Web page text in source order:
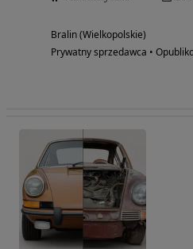
Bralin (Wielkopolskie)
Prywatny sprzedawca •